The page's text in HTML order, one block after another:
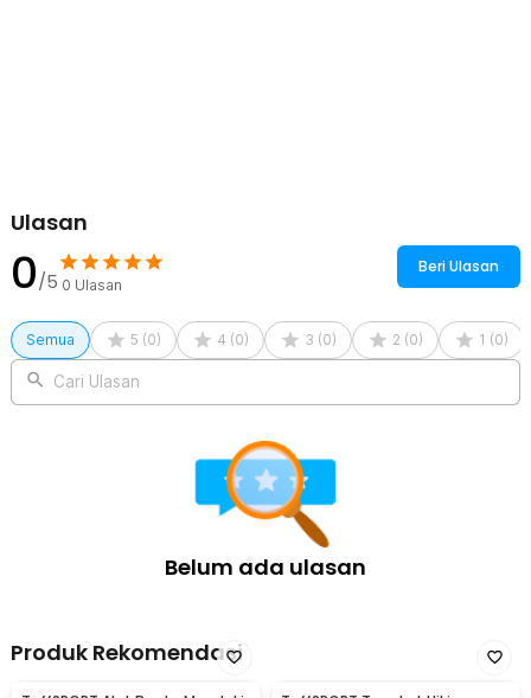
Ulasan
0/5 0 Ulasan
Beri Ulasan
Semua 5 (0) 4 (0) 3 (0) 2 (0) 1 (0)
Cari Ulasan
Belum ada ulasan
Produk Rekomendasi